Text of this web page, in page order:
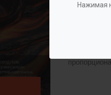
Нажимая